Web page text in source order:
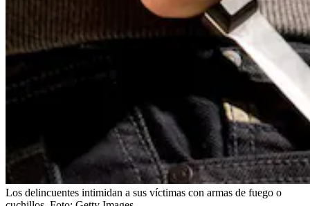
Los delincuentes intimidan a sus víctimas con armas de fuego o